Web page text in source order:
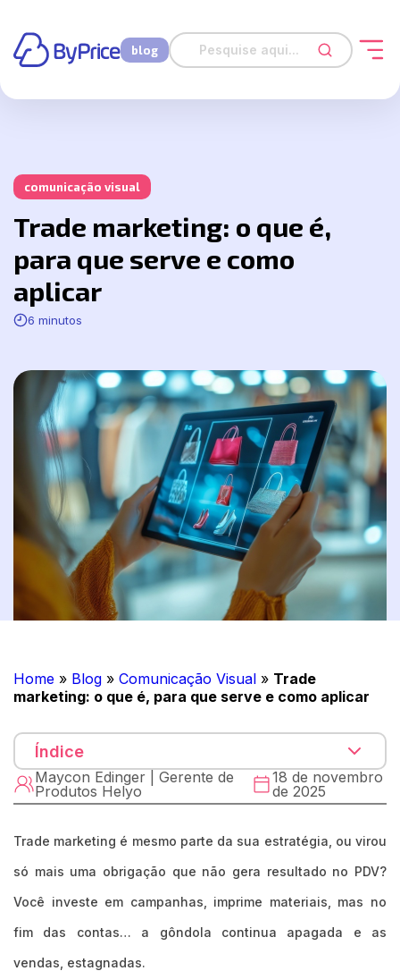
blog
comunicação visual
Trade marketing: o que é,
para que serve e como
aplicar
6 minutos
Home » Blog » Comunicação Visual » Trade
marketing: o que é, para que serve e como aplicar
Maycon Edinger | Gerente de
Produtos Helyo
18 de novembro
de 2025
Trade marketing é mesmo parte da sua estratégia, ou virou
só mais uma obrigação que não gera resultado no PDV?
Você investe em campanhas, imprime materiais, mas no
fim das contas… a gôndola continua apagada e as
vendas, estagnadas.
Índice